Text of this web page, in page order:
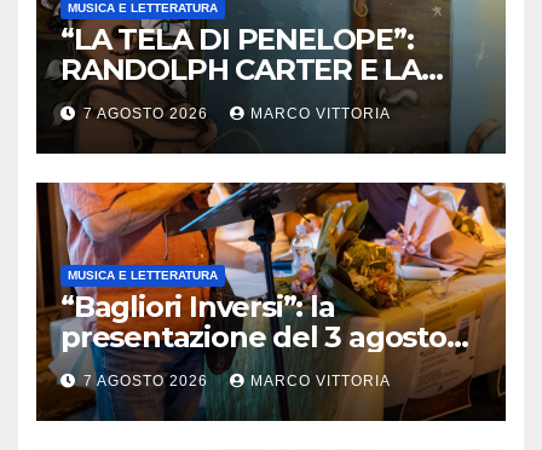
MUSICA E LETTERATURA
“LA TELA DI PENELOPE”:
RANDOLPH CARTER E LA
ROTTURA CHE DIVENTA
LIBERTÀ
7 AGOSTO 2026 MARCO VITTORIA
MUSICA E LETTERATURA
“Bagliori Inversi”: la
presentazione del 3 agosto
2026 a Pietragalla
7 AGOSTO 2026 MARCO VITTORIA